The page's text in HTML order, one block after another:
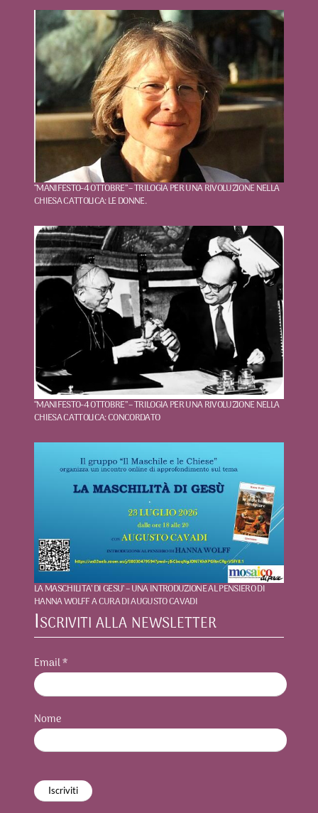
“MANIFESTO-4 OTTOBRE” – TRILOGIA PER UNA RIVOLUZIONE NELLA
CHIESA CATTOLICA: LE DONNE.
“MANIFESTO-4 OTTOBRE” – TRILOGIA PER UNA RIVOLUZIONE NELLA
CHIESA CATTOLICA: CONCORDATO
LA MASCHILITA’ DI GESU’ – UNA INTRODUZIONE AL PENSIERO DI
HANNA WOLFF A CURA DI AUGUSTO CAVADI
Iscriviti alla newsletter
Email*
Nome